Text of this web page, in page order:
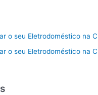
o seu Eletrodoméstico na
o seu Eletrodoméstico na